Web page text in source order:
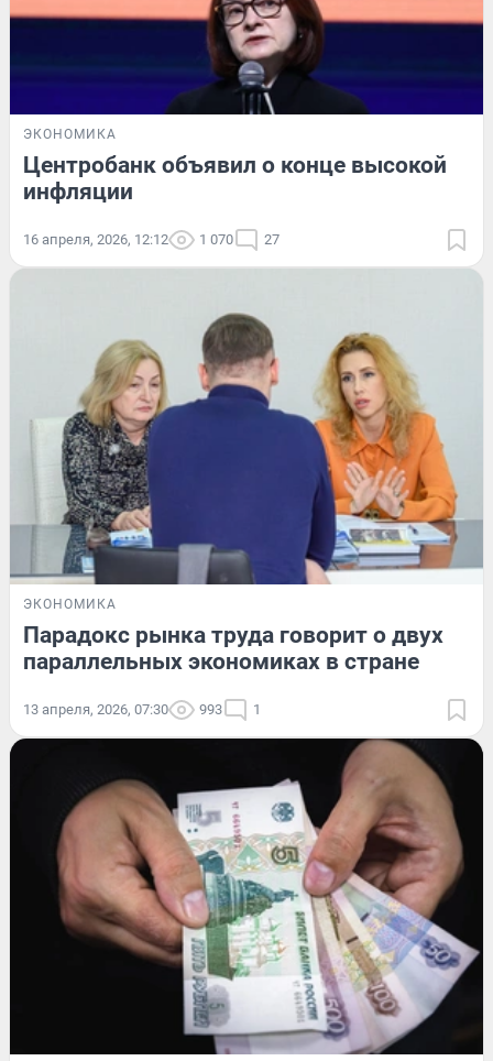
ЭКОНОМИКА
Центробанк объявил о конце высокой
инфляции
16 апреля, 2026, 12:12 1 070 27
ЭКОНОМИКА
Парадокс рынка труда говорит о двух
параллельных экономиках в стране
13 апреля, 2026, 07:30 993 1